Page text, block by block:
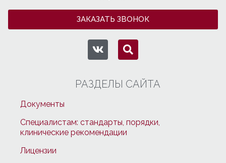
ЗАКАЗАТЬ ЗВОНОК
РАЗДЕЛЫ САЙТА
Документы
Специалистам: стандарты, порядки,
клинические рекомендации
Лицензии